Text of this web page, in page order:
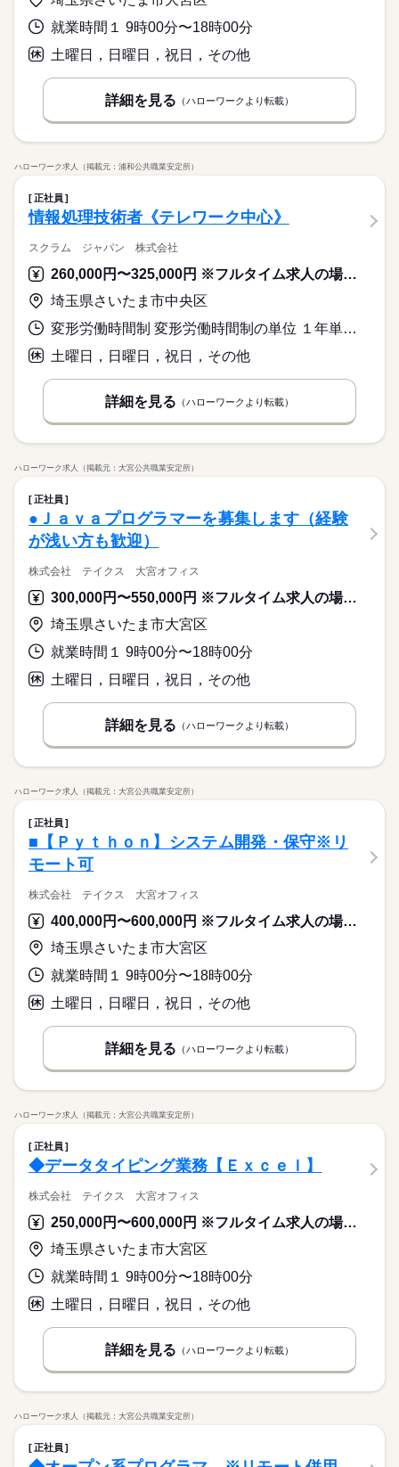
就業時間１ 9時00分〜18時00分
土曜日，日曜日，祝日，その他
詳細を見る （ハローワークより転載）
ハローワーク求人（掲載元：浦和公共職業安定所）
正社員
情報処理技術者《テレワーク中心》
スクラム ジャパン 株式会社
260,000円〜325,000円 ※フルタイム求人の場合は月額（換算額）、パート求人の場合は時間額を表示しています。
埼玉県さいたま市中央区
変形労働時間制 変形労働時間制の単位 １年単位 就業時間１ 10時00分〜18時00分 又は 9時00分〜17時00分の時間の間の7時間程度 就業時間に関する特記事項 テレワーク等により変動あり
土曜日，日曜日，祝日，その他
詳細を見る （ハローワークより転載）
ハローワーク求人（掲載元：大宮公共職業安定所）
正社員
●Ｊａｖａプログラマーを募集します（経験
が浅い方も歓迎）
株式会社 テイクス 大宮オフィス
300,000円〜550,000円 ※フルタイム求人の場合は月額（換算額）、パート求人の場合は時間額を表示しています。
埼玉県さいたま市大宮区
就業時間１ 9時00分〜18時00分
土曜日，日曜日，祝日，その他
詳細を見る （ハローワークより転載）
ハローワーク求人（掲載元：大宮公共職業安定所）
正社員
■【Ｐｙｔｈｏｎ】システム開発・保守※リ
モート可
株式会社 テイクス 大宮オフィス
400,000円〜600,000円 ※フルタイム求人の場合は月額（換算額）、パート求人の場合は時間額を表示しています。
埼玉県さいたま市大宮区
就業時間１ 9時00分〜18時00分
土曜日，日曜日，祝日，その他
詳細を見る （ハローワークより転載）
ハローワーク求人（掲載元：大宮公共職業安定所）
正社員
◆データタイピング業務【Ｅｘｃｅｌ】
株式会社 テイクス 大宮オフィス
250,000円〜600,000円 ※フルタイム求人の場合は月額（換算額）、パート求人の場合は時間額を表示しています。
埼玉県さいたま市大宮区
就業時間１ 9時00分〜18時00分
土曜日，日曜日，祝日，その他
詳細を見る （ハローワークより転載）
ハローワーク求人（掲載元：大宮公共職業安定所）
正社員